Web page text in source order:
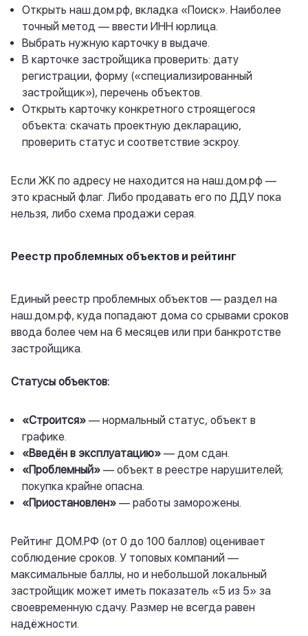
Открыть наш.дом.рф, вкладка «Поиск». Наиболее
точный метод — ввести ИНН юрлица.
Выбрать нужную карточку в выдаче.
В карточке застройщика проверить: дату
регистрации, форму («специализированный
застройщик»), перечень объектов.
Открыть карточку конкретного строящегося
объекта: скачать проектную декларацию,
проверить статус и соответствие эскроу.
Если ЖК по адресу не находится на наш.дом.рф —
это красный флаг. Либо продавать его по ДДУ пока
нельзя, либо схема продажи серая.
Реестр проблемных объектов и рейтинг
Единый реестр проблемных объектов — раздел на
наш.дом.рф, куда попадают дома со срывами сроков
ввода более чем на 6 месяцев или при банкротстве
застройщика.
Статусы объектов:
«Строится» — нормальный статус, объект в
графике.
«Введён в эксплуатацию» — дом сдан.
«Проблемный» — объект в реестре нарушителей;
покупка крайне опасна.
«Приостановлен» — работы заморожены.
Рейтинг ДОМ.РФ (от 0 до 100 баллов) оценивает
соблюдение сроков. У топовых компаний —
максимальные баллы, но и небольшой локальный
застройщик может иметь показатель «5 из 5» за
своевременную сдачу. Размер не всегда равен
надёжности.